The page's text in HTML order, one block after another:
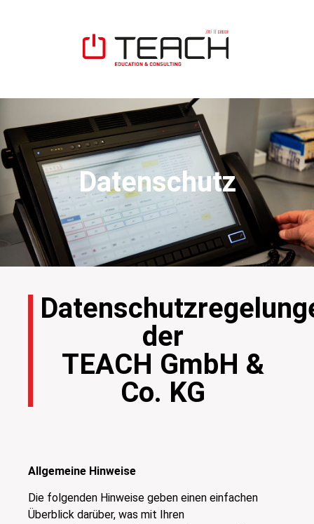
Datenschutz
der
TEACH GmbH &
Co. KG
Allgemeine Hinweise
Die folgenden Hinweise geben einen einfachen
Überblick darüber, was mit Ihren